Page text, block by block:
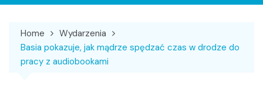
Home
Wydarzenia
Basia pokazuje, jak mądrze spędzać czas w drodze do
pracy z audiobookami